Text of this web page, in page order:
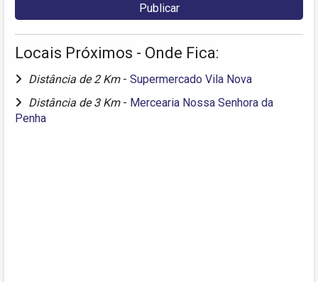
Locais Próximos - Onde Fica:
Distância de 2 Km - Supermercado Vila Nova
Distância de 3 Km - Mercearia Nossa Senhora da
Penha